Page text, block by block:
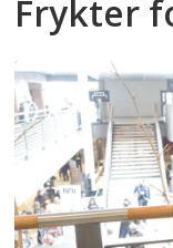
Frykter